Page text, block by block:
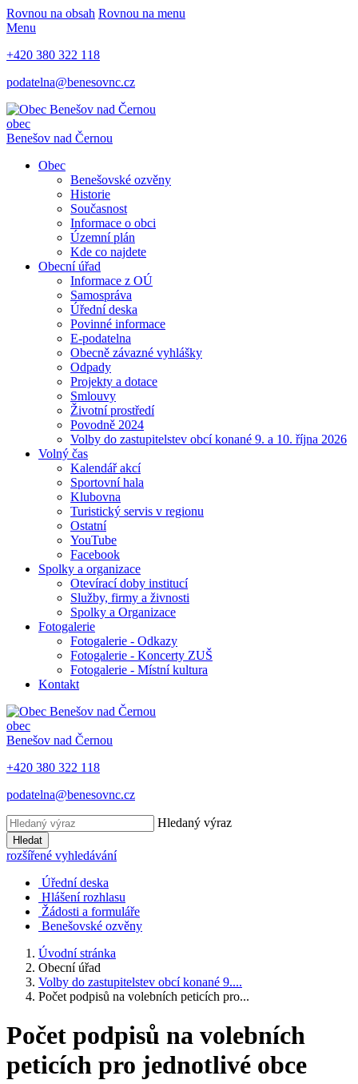
Rovnou na obsah Rovnou na menu
Menu
+420 380 322 118
podatelna@benesovnc.cz
obec
Benešov nad Černou
Obec
Benešovské ozvěny
Historie
Současnost
Informace o obci
Územní plán
Kde co najdete
Obecní úřad
Informace z OÚ
Samospráva
Úřední deska
Povinné informace
E-podatelna
Obecně závazné vyhlášky
Odpady
Projekty a dotace
Smlouvy
Životní prostředí
Povodně 2024
Volby do zastupitelstev obcí konané 9. a 10. října 2026
Volný čas
Kalendář akcí
Sportovní hala
Klubovna
Turistický servis v regionu
Ostatní
YouTube
Facebook
Spolky a organizace
Otevírací doby institucí
Služby, firmy a živnosti
Spolky a Organizace
Fotogalerie
Fotogalerie - Odkazy
Fotogalerie - Koncerty ZUŠ
Fotogalerie - Místní kultura
Kontakt
obec
Benešov nad Černou
+420 380 322 118
podatelna@benesovnc.cz
Hledaný výraz
Hledat
rozšířené vyhledávání
Úřední deska
Hlášení rozhlasu
Žádosti a formuláře
Benešovské ozvěny
Úvodní stránka
Obecní úřad
Volby do zastupitelstev obcí konané 9....
Počet podpisů na volebních peticích pro...
Počet podpisů na volebních
peticích pro jednotlivé obce